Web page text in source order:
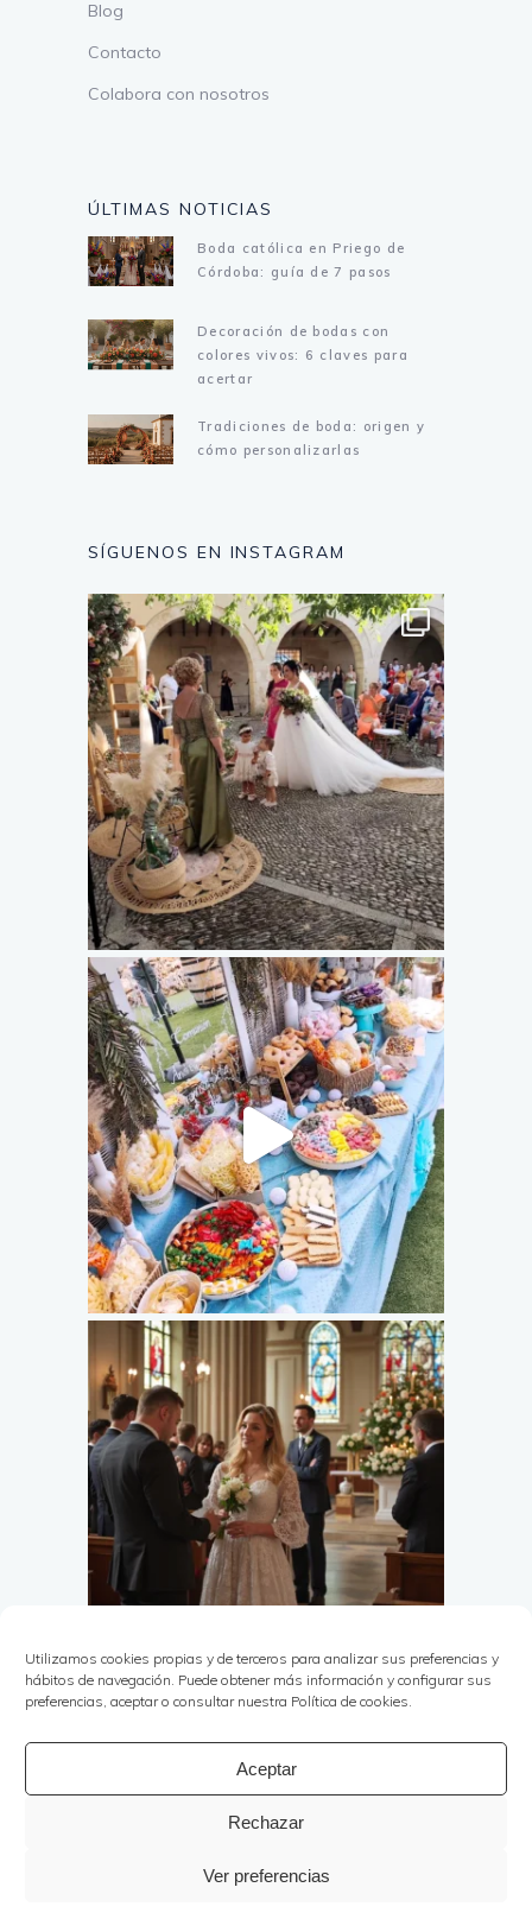
Utilizamos cookies propias y de terceros para analizar sus preferencias y
hábitos de navegación. Puede obtener más información y configurar sus
preferencias, aceptar o consultar nuestra Política de cookies.
Aceptar
Rechazar
Ver preferencias
Blog
Contacto
Colabora con nosotros
ÚLTIMAS NOTICIAS
Boda católica en Priego de
Córdoba: guía de 7 pasos
Decoración de bodas con
colores vivos: 6 claves para
acertar
Tradiciones de boda: origen y
cómo personalizarlas
SÍGUENOS EN INSTAGRAM
Copyright © Ana Rojas Eventos 2025. | Todos los
derechos reservados | Powered by